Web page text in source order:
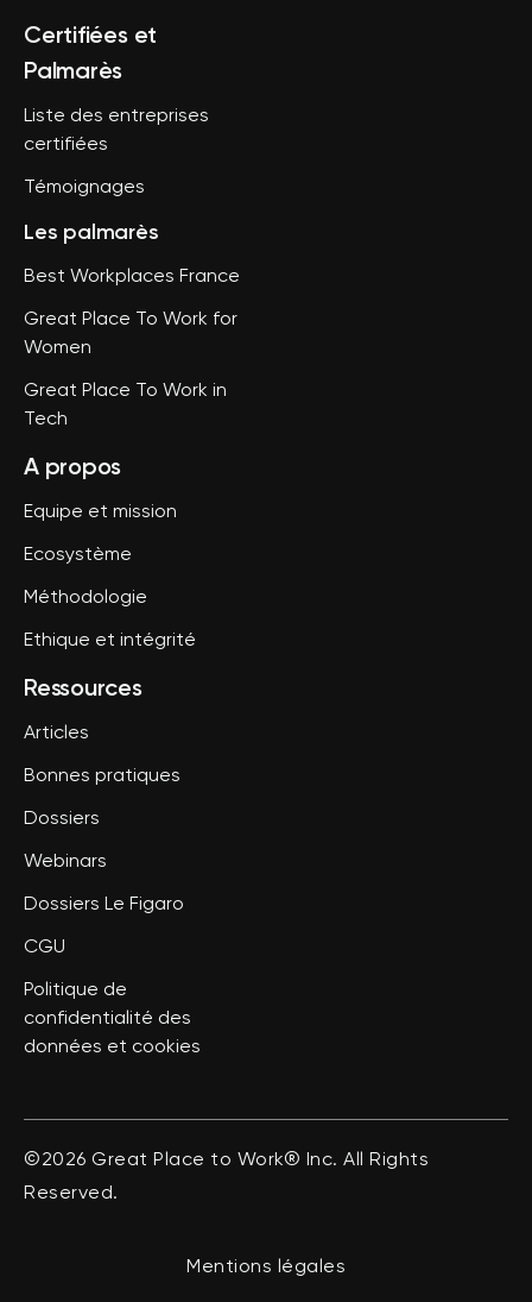
Certifiées et
Palmarès
Liste des entreprises
certifiées
Témoignages
Les palmarès
Best Workplaces France
Great Place To Work for
Women
Great Place To Work in
Tech
A propos
Equipe et mission
Ecosystème
Méthodologie
Ethique et intégrité
Ressources
Articles
Bonnes pratiques
Dossiers
Webinars
Dossiers Le Figaro
CGU
Politique de
confidentialité des
données et cookies
©2026 Great Place to Work® Inc. All Rights
Reserved.
Mentions légales